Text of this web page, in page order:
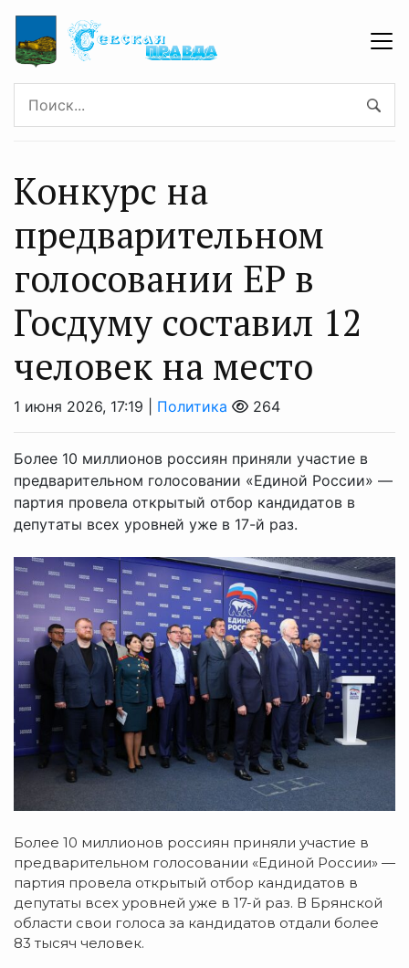
Конкурс на
предварительном
голосовании ЕР в
Госдуму составил 12
человек на место
1 июня 2026, 17:19 | Политика 264
Более 10 миллионов россиян приняли участие в
предварительном голосовании «Единой России» —
партия провела открытый отбор кандидатов в
депутаты всех уровней уже в 17-й раз.
Более 10 миллионов россиян приняли участие в
предварительном голосовании «Единой России» —
партия провела открытый отбор кандидатов в
депутаты всех уровней уже в 17-й раз. В Брянской
области свои голоса за кандидатов отдали более
83 тысяч человек.